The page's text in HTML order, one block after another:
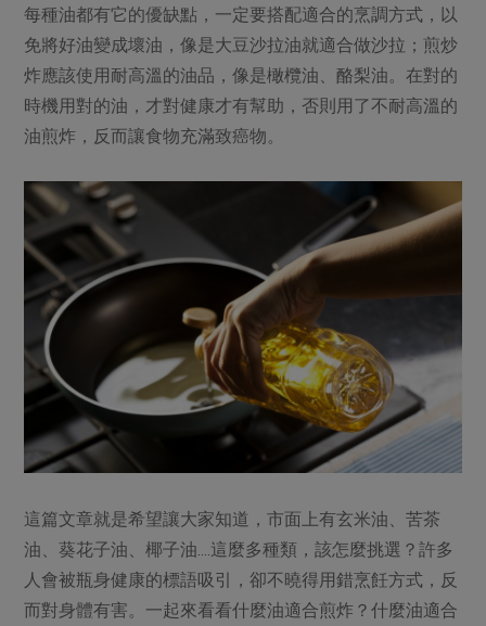
美妝保養 個人清潔
家庭清潔 織品
日用品 圖書禮品
防災用品
最新產品
優惠專區
素食專區
樂齡友善
主題食譜
異國料理
年菜食譜
養身食補
節慶大餐
高麗菜海鮮煎餅
2024農業發展計畫年度報告
更多議題活動
更多議題
生活者e週報
典藏閱覽室
社務專區
選舉專區
最新消息
媒體報導
下載專區
地區活動
社務會議 地區活動
活動報下載
每種油都有它的優缺點，一定要搭配適合的烹調方式，以
免將好油變成壞油，像是大豆沙拉油就適合做沙拉；煎炒
炸應該使用耐高溫的油品，像是橄欖油、酪梨油。在對的
時機用對的油，才對健康才有幫助，否則用了不耐高溫的
油煎炸，反而讓食物充滿致癌物。
這篇文章就是希望讓大家知道，市面上有玄米油、苦茶
油、葵花子油、椰子油....這麼多種類，該怎麼挑選？許多
人會被瓶身健康的標語吸引，卻不曉得用錯烹飪方式，反
而對身體有害。一起來看看什麼油適合煎炸？什麼油適合